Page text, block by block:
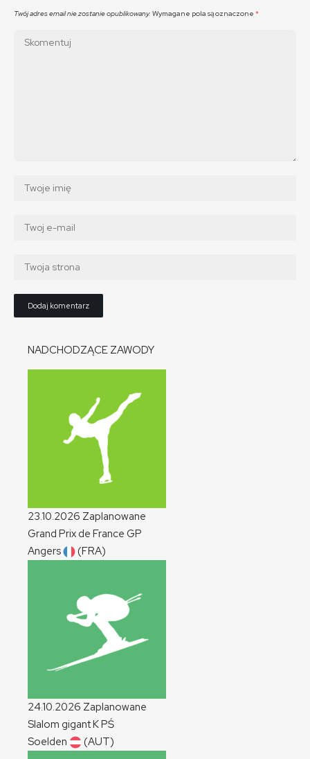
Twój adres email nie zostanie opublikowany. Wymagane pola są oznaczone *
NADCHODZĄCE ZAWODY
23.10.2026 Zaplanowane
Grand Prix de France GP
Angers
(FRA)
24.10.2026 Zaplanowane
Slalom gigantKPŚ
Soelden
(AUT)